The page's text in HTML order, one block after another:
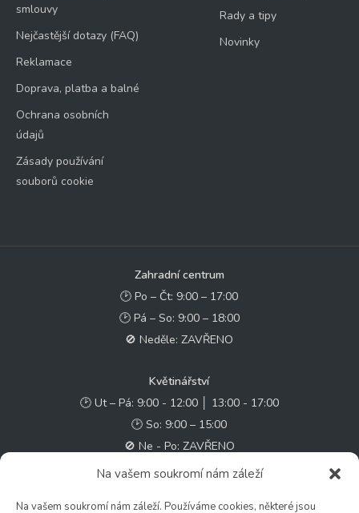
Na vašem soukromí nám záleží
Na vašem soukromí nám záleží. Používáme cookies, některé jsou
smlouvy
Nejčastější dotazy (FAQ)
Reklamace
Doprava, platba a balné
Ochrana osobních
údajů
Zásady používání
souborů cookie
Rady a tipy
Novinky
Zahradní centrum
🕑 Po – Čt: 9:00 – 17:00
🕑 Pá – So: 9:00 – 18:00
🚫 Neděle: ZAVŘENO
Květinářství
🕑 Ut – Pá: 9:00 - 12:00 │ 13:00 - 17:00
🕑 So: 9:00 – 15:00
🚫 Ne - Po: ZAVŘENO